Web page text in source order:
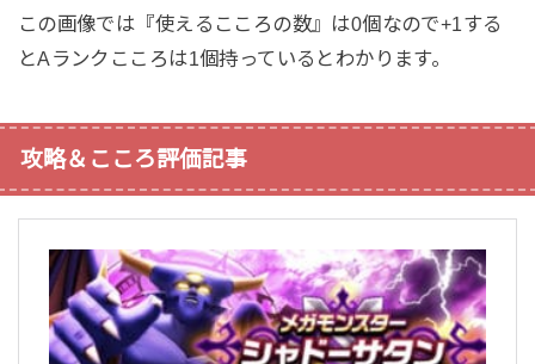
この画像では『使えるこころの数』は0個なので+1する
とAランクこころは1個持っているとわかります。
攻略＆こころ評価記事